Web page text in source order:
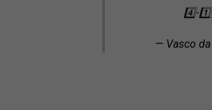
4️⃣-1️⃣
— Vasco